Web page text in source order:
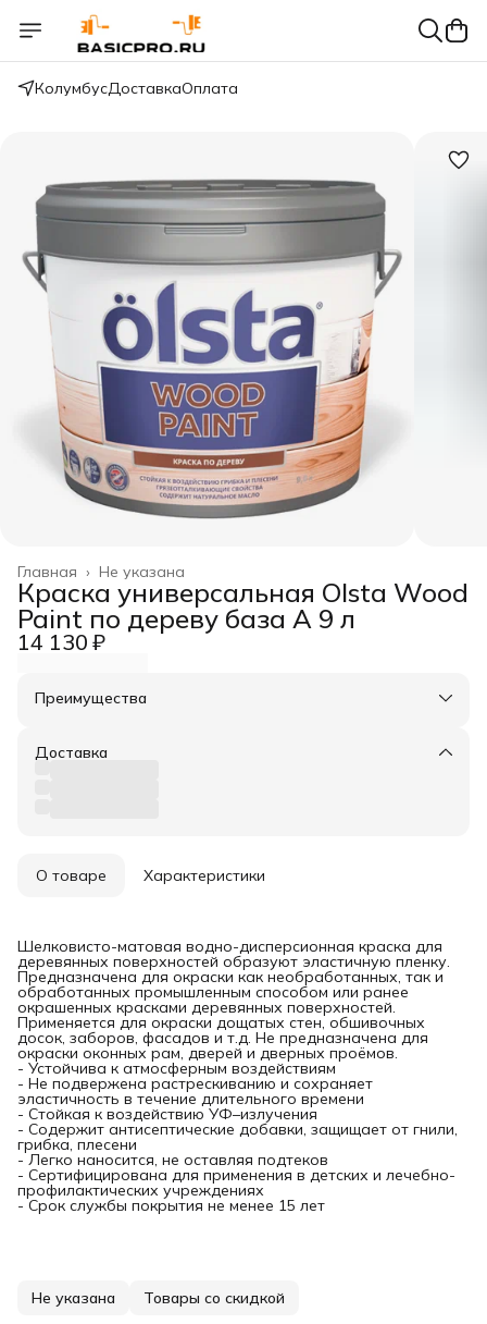
КолумбусДоставкаОплата
Не указана
Главная ›
Краска универсальная Olsta Wood
Paint по дереву база А 9 л
14 130 ₽
Преимущества
Оплата частями в Сплит
Удобный возврат
Доставка
О товаре Характеристики
Шелковисто-матовая водно-дисперсионная краска для
деревянных поверхностей образуют эластичную пленку.
Предназначена для окраски как необработанных, так и
обработанных промышленным способом или ранее
окрашенных красками деревянных поверхностей.
Применяется для окраски дощатых стен, обшивочных
досок, заборов, фасадов и т.д. Не предназначена для
окраски оконных рам, дверей и дверных проёмов.
- Устойчива к атмосферным воздействиям
- Не подвержена растрескиванию и сохраняет
эластичность в течение длительного времени
- Стойкая к воздействию УФ–излучения
- Содержит антисептические добавки, защищает от гнили,
грибка, плесени
- Легко наносится, не оставляя подтеков
- Сертифицирована для применения в детских и лечебно-
профилактических учреждениях
- Срок службы покрытия не менее 15 лет
Не указана Товары со скидкой